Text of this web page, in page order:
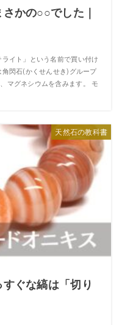
かの○○でした｜
イト」という名前で買い付け
閃石(かくせんせき)グループ
マグネシウムを含みます。 モ
天然石の教科書
ぐな縞は「切り